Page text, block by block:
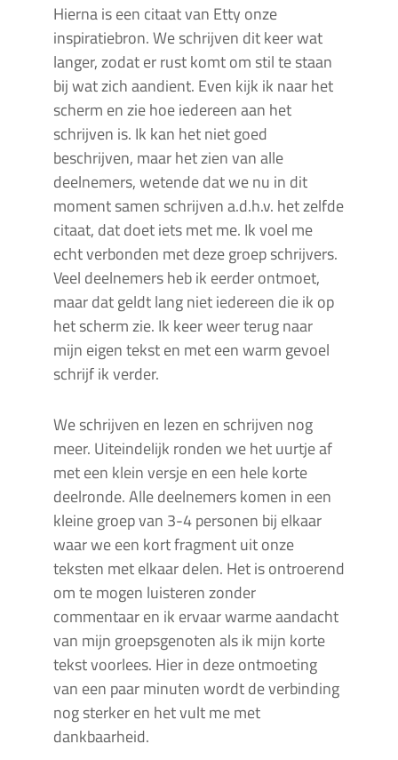
Hierna is een citaat van Etty onze
inspiratiebron. We schrijven dit keer wat
langer, zodat er rust komt om stil te staan
bij wat zich aandient. Even kijk ik naar het
scherm en zie hoe iedereen aan het
schrijven is. Ik kan het niet goed
beschrijven, maar het zien van alle
deelnemers, wetende dat we nu in dit
moment samen schrijven a.d.h.v. het zelfde
citaat, dat doet iets met me. Ik voel me
echt verbonden met deze groep schrijvers.
Veel deelnemers heb ik eerder ontmoet,
maar dat geldt lang niet iedereen die ik op
het scherm zie. Ik keer weer terug naar
mijn eigen tekst en met een warm gevoel
schrijf ik verder.
We schrijven en lezen en schrijven nog
meer. Uiteindelijk ronden we het uurtje af
met een klein versje en een hele korte
deelronde. Alle deelnemers komen in een
kleine groep van 3-4 personen bij elkaar
waar we een kort fragment uit onze
teksten met elkaar delen. Het is ontroerend
om te mogen luisteren zonder
commentaar en ik ervaar warme aandacht
van mijn groepsgenoten als ik mijn korte
tekst voorlees. Hier in deze ontmoeting
van een paar minuten wordt de verbinding
nog sterker en het vult me met
dankbaarheid.